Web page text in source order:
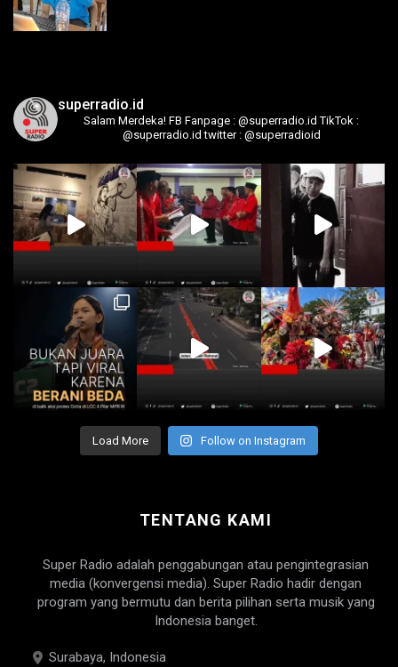
superradio.id
Salam Merdeka! FB Fanpage : @superradio.id TikTok :
@superradio.id twitter : @superradioid
Load More Follow on Instagram
TENTANG KAMI
Super Radio adalah penggabungan atau pengintegrasian
media (konvergensi media). Super Radio hadir dengan
program yang bermutu dan berita pilihan serta musik yang
Indonesia banget.
Surabaya, Indonesia